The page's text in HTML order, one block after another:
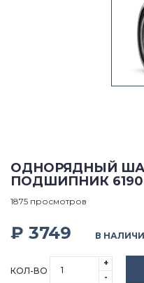
ОДНОРЯДНЫЙ
ПОДШИПНИК
1875 просмотров
₽ 3749 В
КОЛ-ВО
+
-